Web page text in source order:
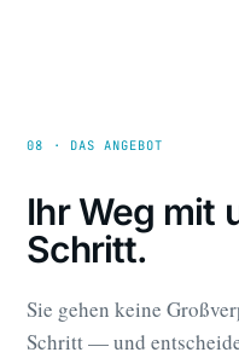
08 · DAS ANGEBOT
Ihr Weg mit
Schritt.
Sie gehen keine
Schritt — und